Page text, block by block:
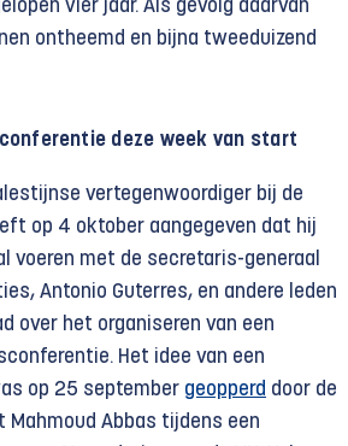
vier jaar. Als gevolg daarvan
ontheemd en bijna tweeduizend
deze week van start
vertegenwoordiger bij de
op 4 oktober aangegeven dat hij
voeren met de secretaris-generaal
Antonio Guterres, en andere leden
over het organiseren van een
Het idee van een
op 25 september geopperd door de
Mahmoud Abbas tijdens een